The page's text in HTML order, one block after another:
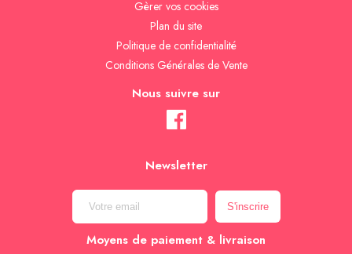
Gèrer vos cookies
Plan du site
Politique de confidentialité
Conditions Générales de Vente
Nous suivre sur
Newsletter
Moyens de paiement & livraison